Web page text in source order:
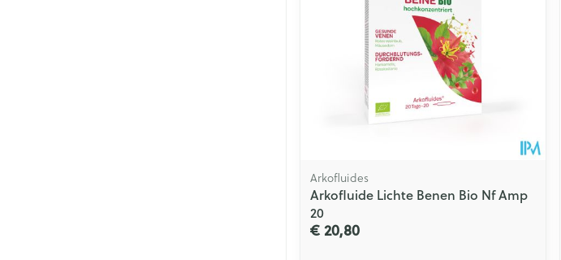
Arkofluides
Arkofluide Lichte Benen Bio Nf Amp
20
€ 20,80